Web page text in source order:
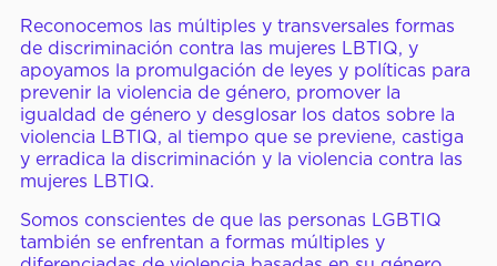
Reconocemos las múltiples y transversales formas
de discriminación contra las mujeres LBTIQ, y
apoyamos la promulgación de leyes y políticas para
prevenir la violencia de género, promover la
igualdad de género y desglosar los datos sobre la
violencia LBTIQ, al tiempo que se previene, castiga
y erradica la discriminación y la violencia contra las
mujeres LBTIQ.
Somos conscientes de que las personas LGBTIQ
también se enfrentan a formas múltiples y